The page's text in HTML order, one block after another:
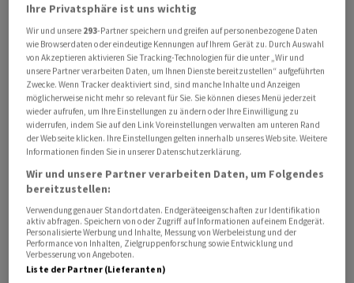
Die US-Arzneimittelbehörde FDA beanstandet
Beobachtungen aus einer Inspektion der
Produktionsstätte sowie die Optimierung analytischer
Methoden, wieGaldermaam Mittwoch mitteilte.
Sicherheit und Wirksamkeit des Präparats seien
hingegen nicht bemängelt worden.
Damit verzögert sich die Zulassung des Mittels
Relfydess (RelabotulinumtoxinA) in den USA vorerst.
Galdermawill rasch reagieren, wie es weiter heisst. Man
plane Korrekturmassnahmen umzusetzen sowie den
Dialog mit der Gesundheitsbehörde fortzuführen.
Ihre Privatsphäre ist uns wichtig
Wir und unsere 293-Partner speichern und greifen auf personenbezogene Daten
wie Browserdaten oder eindeutige Kennungen auf Ihrem Gerät zu. Durch Auswahl
von Akzeptieren aktivieren Sie Tracking-Technologien für die unter „Wir und
unsere Partner verarbeiten Daten, um Ihnen Dienste bereitzustellen“ aufgeführten
Zwecke. Wenn Tracker deaktiviert sind, sind manche Inhalte und Anzeigen
möglicherweise nicht mehr so relevant für Sie. Sie können dieses Menü jederzeit
wieder aufrufen, um Ihre Einstellungen zu ändern oder Ihre Einwilligung zu
widerrufen, indem Sie auf den Link Voreinstellungen verwalten am unteren Rand
der Webseite klicken. Ihre Einstellungen gelten innerhalb unseres Website. Weitere
Informationen finden Sie in unserer Datenschutzerklärung.
Wir und unsere Partner verarbeiten Daten, um Folgendes
bereitzustellen:
Verwendung genauer Standortdaten. Endgeräteeigenschaften zur Identifikation
aktiv abfragen. Speichern von oder Zugriff auf Informationen auf einem Endgerät.
Personalisierte Werbung und Inhalte, Messung von Werbeleistung und der
Performance von Inhalten, Zielgruppenforschung sowie Entwicklung und
Verbesserung von Angeboten.
Liste der Partner (Lieferanten)